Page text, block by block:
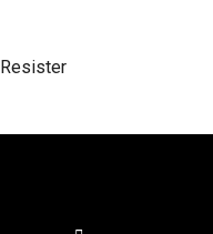
Resister